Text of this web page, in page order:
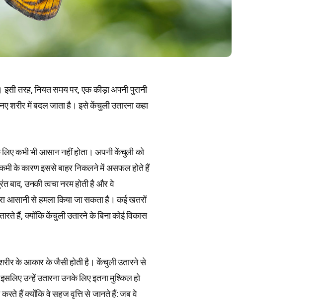
तरह, नियत समय पर, एक कीड़ा अपनी पुरानी
शरीर में बदल जाता है। इसे केंचुली उतारना कहा
कभी भी आसान नहीं होता। अपनी केंचुली को
के कारण इससे बाहर निकलने में असफल होते हैं
उनकी त्वचा नरम होती है और वे
आसानी से हमला किया जा सकता है। कई खतरों
हैं, क्योंकि केंचुली उतारने के बिना कोई विकास
के आकार के जैसी होती है। केंचुली उतारने से
उन्हें उतारना उनके लिए इतना मुश्किल हो
हैं क्योंकि वे सहज वृत्ति से जानते हैं: जब वे